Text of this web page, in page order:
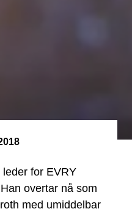
for EVRY
overtar nå som
med umiddelbar